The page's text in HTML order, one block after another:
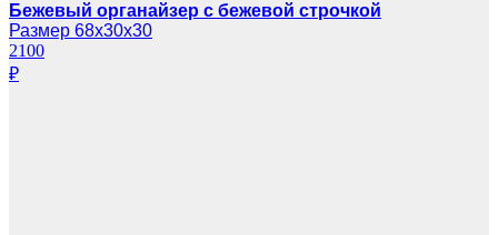
Бежевый органайзер с бежевой строчкой
Размер 68х30х30
2100
₽